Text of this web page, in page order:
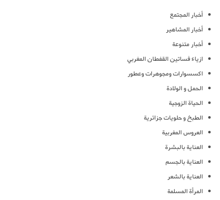
أخبار المجتمع
أخبار المشاهير
أخبار متنوعة
ازياء فساتين القفطان المغربي
اكسسوارات ومجوهرات وعطور
الحمل و الولادة
الحياة الزوجية
الطبخ و حلويات جزائرية
العروس المغربية
العناية بالبشرة
العناية بالجسم
العناية بالشعر
المرأة المسلمة